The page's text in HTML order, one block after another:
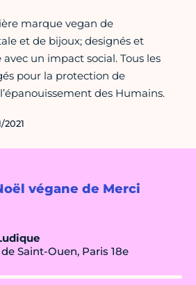
végane de Merci
Saint-Ouen, Paris 18e
marque vegan de
et de bijoux; designés et
un impact social. Tous les
pour la protection de
des Humains.